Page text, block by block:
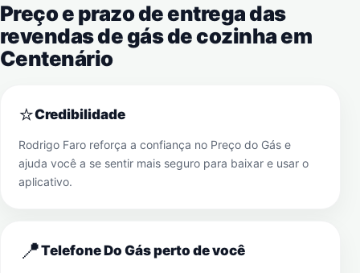
Preço e prazo de entrega das
revendas de gás de cozinha em
Centenário
⭐Credibilidade
Rodrigo Faro reforça a confiança no Preço do Gás e
ajuda você a se sentir mais seguro para baixar e usar o
aplicativo.
📍Telefone Do Gás perto de você